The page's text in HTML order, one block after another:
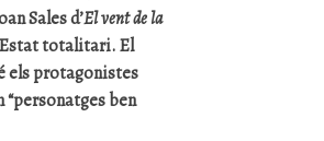
Sales d’El vent de la
totalitari. El
els protagonistes
ben